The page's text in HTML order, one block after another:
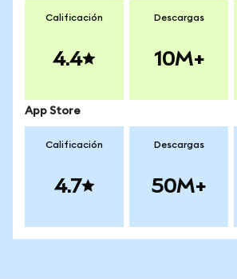
Calificación
4.4
Descargas
10M+
App Store
Calificación
4.7
Descargas
50M+